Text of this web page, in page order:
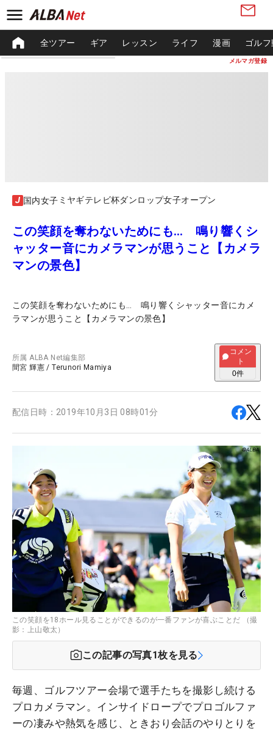
メルマガ登録
全ツアー ギア レッスン ライフ 漫画 ゴル
国内女子 ミヤギテレビ杯ダンロップ女子オープン
この笑顔を奪わないためにも… 鳴り響くシ
ャッター音にカメラマンが思うこと【カメラ
マンの景色】
この笑顔を奪わないためにも… 鳴り響くシャッター音にカメ
ラマンが思うこと【カメラマンの景色】
所属ALBA Net編集部
間宮 輝憲 /Terunori Mamiya
コメン
ト
0件
配信日時： 2019年10月3日 08時01分
この笑顔を18ホール見ることができるのが一番ファンが喜ぶことだ （撮
影：上山敬太）
この記事の写真1枚を見る
毎週、ゴルフツアー会場で選手たちを撮影し続ける
プロカメラマン。インサイドロープでプロゴルファ
ーの凄みや熱気を感じ、ときおり会話のやりとりを